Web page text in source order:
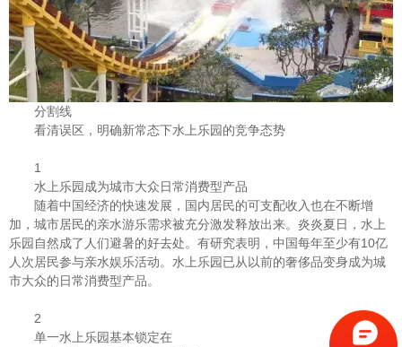
分割线
看清误区，明确新常态下水上乐园的竞争态势
1
水上乐园成为城市大众日常消费型产品
随着中国经济的快速发展，国内居民的可支配收入也在不断增
加，城市居民的亲水游乐需求被充分激发释放出来。炎炎夏日，水上
乐园自然成了人们避暑的好去处。有研究表明，中国每年至少有10亿
人次居民参与亲水娱乐活动。水上乐园已从以前的奢侈品变身成为城
市大众的日常消费型产品。
2
单一水上乐园基本锁定在